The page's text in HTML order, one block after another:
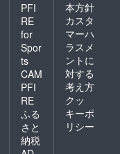
to enter
desired
product
name in
remark
column
when
support
PFI
RE
for
Spor
ts
CAM
PFI
RE
ふる
さと
納税
本方針
カスタ
マーハ
ラスメ
ントに
対する
考え方
クッ
キーポ
リシー